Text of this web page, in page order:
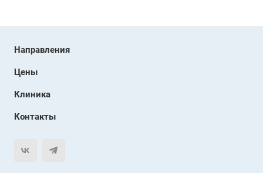
Направления
Цены
Клиника
Контакты